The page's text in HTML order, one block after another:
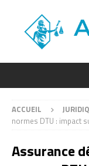
ACCUEIL
normes DTU : impact
Assurance